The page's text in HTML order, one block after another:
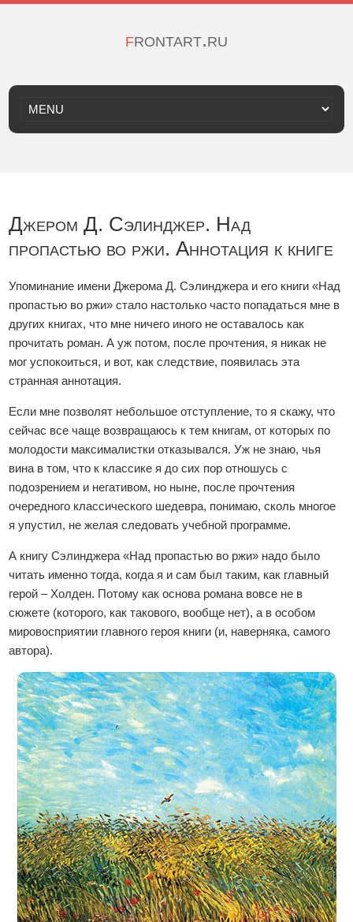
frontart.ru
Джером Д. Сэлинджер. Над
пропастью во ржи. Аннотация к книге
Упоминание имени Джерома Д. Сэлинджера и его книги «Над
пропастью во ржи» стало настолько часто попадаться мне в
других книгах, что мне ничего иного не оставалось как
прочитать роман. А уж потом, после прочтения, я никак не
мог успокоиться, и вот, как следствие, появилась эта
странная аннотация.
Если мне позволят небольшое отступление, то я скажу, что
сейчас все чаще возвращаюсь к тем книгам, от которых по
молодости максималистки отказывался. Уж не знаю, чья
вина в том, что к классике я до сих пор отношусь с
подозрением и негативом, но ныне, после прочтения
очередного классического шедевра, понимаю, сколь многое
я упустил, не желая следовать учебной программе.
А книгу Сэлинджера «Над пропастью во ржи» надо было
читать именно тогда, когда я и сам был таким, как главный
герой – Холден. Потому как основа романа вовсе не в
сюжете (которого, как такового, вообще нет), а в особом
мировосприятии главного героя книги (и, наверняка, самого
автора).